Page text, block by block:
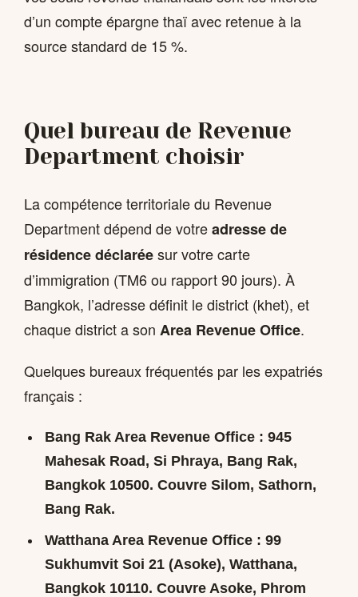
d’un compte épargne thaï avec retenue à la
source standard de 15 %.
Quel bureau de Revenue
Department choisir
La compétence territoriale du Revenue
Department dépend de votreadresse de
résidence déclaréesur votre carte
d’immigration (TM6 ou rapport 90 jours). À
Bangkok, l’adresse définit le district (khet), et
chaque district a son Area Revenue Office.
Quelques bureaux fréquentés par les expatriés
français :
Bang Rak Area Revenue Office: 945
Mahesak Road, Si Phraya, Bang Rak,
Bangkok 10500. Couvre Silom, Sathorn,
Bang Rak.
Watthana Area Revenue Office: 99
Sukhumvit Soi 21 (Asoke), Watthana,
Bangkok 10110. Couvre Asoke, Phrom